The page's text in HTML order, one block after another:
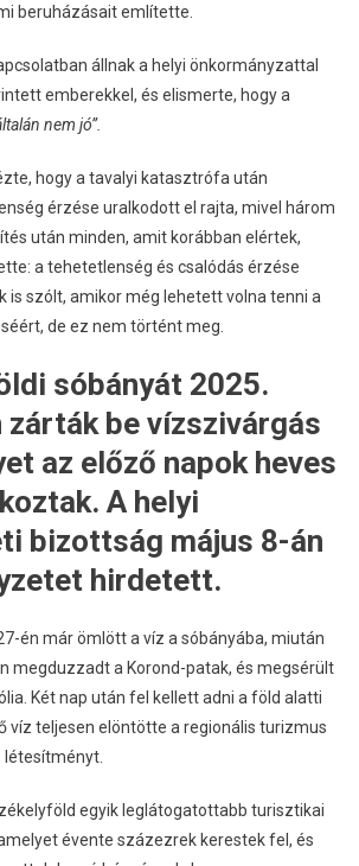
beruházásait említette.
állnak a helyi önkormányzattal
emberekkel, és elismerte, hogy a
nem jó”.
hogy a tavalyi katasztrófa után
érzése uralkodott el rajta, mivel három
után minden, amit korábban elértek,
a tehetetlenség és csalódás érzése
is szólt, amikor még lehetett volna tenni a
de ez nem történt meg.
sóbányát 2025.
zárták be vízszivárgás
az előző napok heves
A helyi
bizottság május 8-án
hirdetett.
én már ömlött a víz a sóbányába, miután
megduzzadt a Korond-patak, és megsérült
Két nap után fel kellett adni a föld alatti
víz teljesen elöntötte a regionális turizmus
egyik leglátogatottabb turisztikai
évente százezrek kerestek fel, és